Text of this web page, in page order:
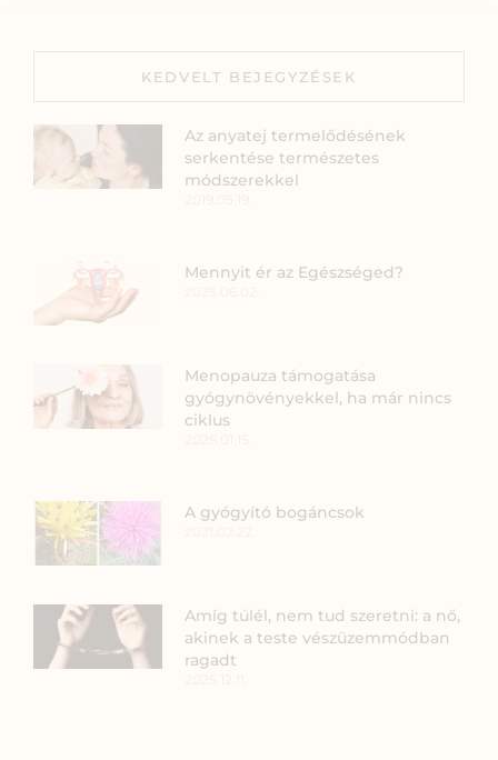
KEDVELT BEJEGYZÉSEK
Az anyatej termelődésének
serkentése természetes
módszerekkel
Mennyit ér az Egészséged?
Menopauza támogatása
gyógynövényekkel, ha már nincs
ciklus
A gyógyító bogáncsok
Amíg túlél, nem tud szeretni: a nő,
akinek a teste vészüzemmódban
ragadt